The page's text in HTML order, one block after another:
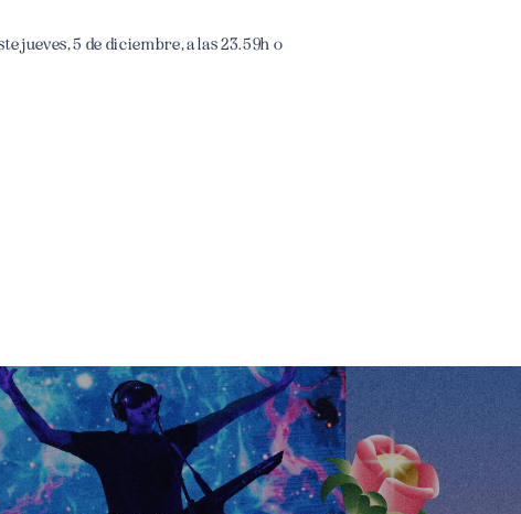
jueves, 5 de diciembre, a las 23.59h o